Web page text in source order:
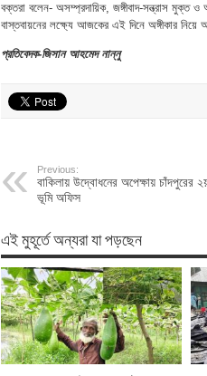
বক্তরা বলেন- অসম্প্রদায়িক, জঙ্গীবাদ-সন্ত্রাস মুক্ত
বাস্তবায়নের লক্ষ্যে আজকের এই দিনে অঙ্গীকার
প্রতিবেদক-জিসান আহমেদ নান্নু
Previous:
বাকিলায় উদ্বোধনের অপেক্ষায় চাঁদপুরের
ভূমি অফিস
এই মুহূর্তে অন্যরা যা পড়ছেন